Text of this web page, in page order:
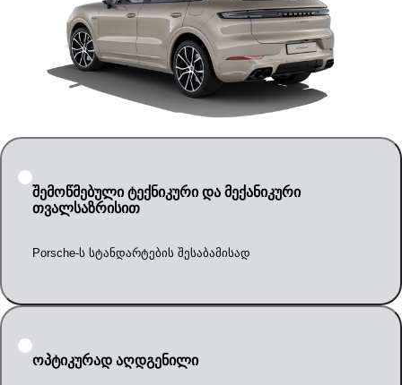
შემოწმებული ტექნიკური და მექანიკური
თვალსაზრისით
Porsche-ს სტანდარტების შესაბამისად
ოპტიკურად აღდგენილი